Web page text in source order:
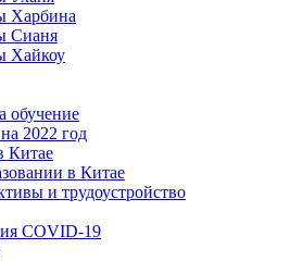
Харбина
Сианя
Хайкоу
обучение
2022 год
Китае
в Китае
и трудоустройство
COVID-19